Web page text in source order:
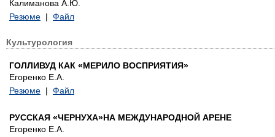
Калиманова А.Ю.
Резюме | Файл
Культурология
ГОЛЛИВУД КАК «МЕРИЛО ВОСПРИЯТИЯ»
Егоренко Е.А.
Резюме | Файл
РУССКАЯ «ЧЕРНУХА»НА МЕЖДУНАРОДНОЙ АРЕНЕ
Егоренко Е.А.